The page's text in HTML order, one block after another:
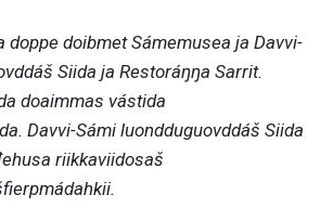
doppe doibmet Sámemusea ja Davvi-
Siida ja Restoráŋŋa Sarrit.
doaimmas vástida
Davvi-Sámi luondduguovddáš Siida
riikkaviidosaš